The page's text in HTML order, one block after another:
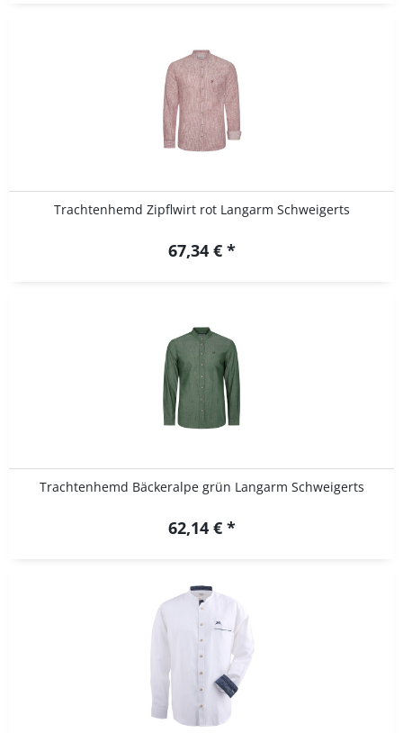
Trachtenhemd Zipflwirt rot Langarm Schweigerts
67,34 € *
Trachtenhemd Bäckeralpe grün Langarm Schweigerts
62,14 € *